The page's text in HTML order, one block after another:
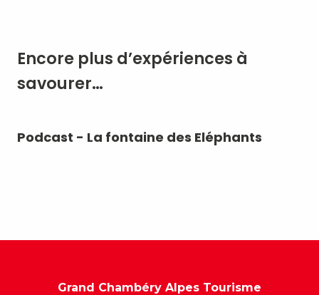
Encore plus d’expériences à
savourer…
Podcast - La fontaine des Eléphants
Grand Chambéry Alpes Tourisme